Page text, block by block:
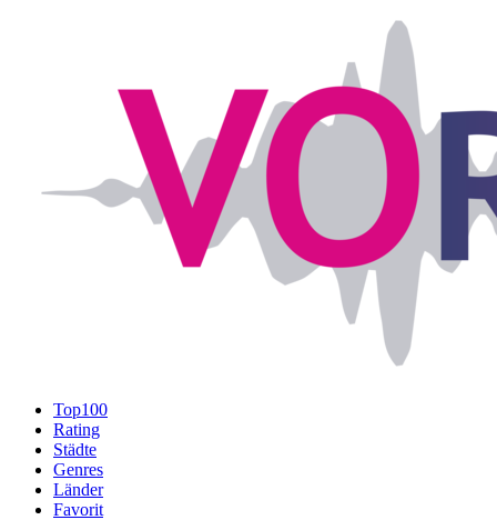
Top100
Rating
Städte
Genres
Länder
Favorit